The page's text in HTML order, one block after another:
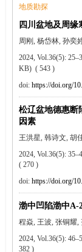
地质勘探
四川盆地及周
周刚, 杨岱林, 孙奕
2024, Vol.36(5):
KB) ( 543 )
doi: https://doi.org/
松辽盆地德惠断
因素
王洪星, 韩诗文, 胡
2024, Vol.36(5):
( 270 )
doi: https://doi.org/
渤中凹陷渤中A-
程焱, 王波, 张铜耀,
2024, Vol.36(5):
382 )